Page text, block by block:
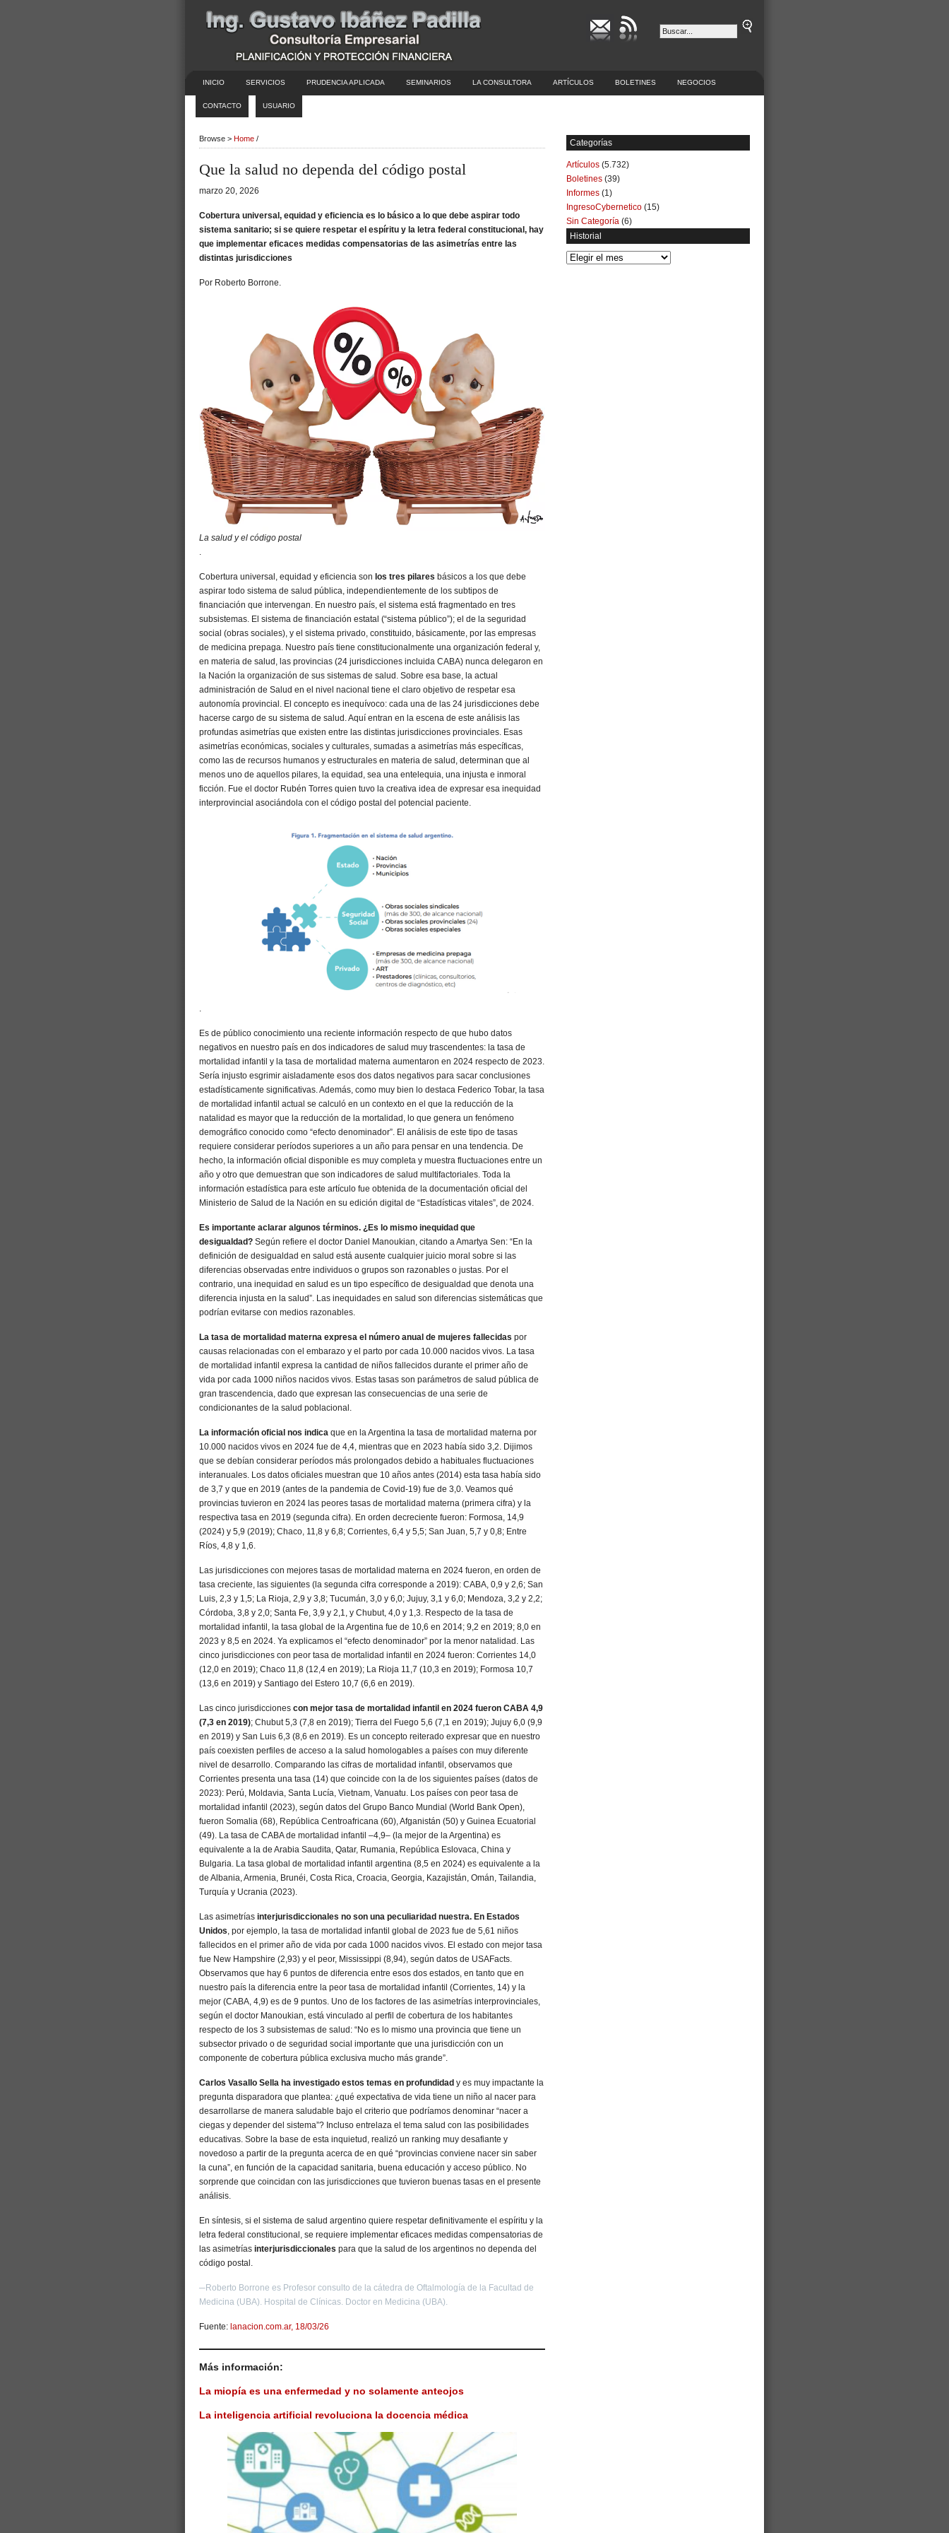
INICIO SERVICIOS PRUDENCIA APLICADA SEMINARIOS LA CONSULTORA ARTÍCULOS BOLETINES NEGOCIOS
CONTACTO USUARIO
Browse > Home /
Que la salud no dependa del código postal
marzo 20, 2026
Cobertura universal, equidad y eficiencia es lo básico a lo que debe aspirar todo
sistema sanitario; si se quiere respetar el espíritu y la letra federal constitucional, hay
que implementar eficaces medidas compensatorias de las asimetrías entre las
distintas jurisdicciones
Por Roberto Borrone.
La salud y el código postal
.
Cobertura universal, equidad y eficiencia son los tres pilares básicos a los que debe
aspirar todo sistema de salud pública, independientemente de los subtipos de
financiación que intervengan. En nuestro país, el sistema está fragmentado en tres
subsistemas. El sistema de financiación estatal (“sistema público”); el de la seguridad
social (obras sociales), y el sistema privado, constituido, básicamente, por las empresas
de medicina prepaga. Nuestro país tiene constitucionalmente una organización federal y,
en materia de salud, las provincias (24 jurisdicciones incluida CABA) nunca delegaron en
la Nación la organización de sus sistemas de salud. Sobre esa base, la actual
administración de Salud en el nivel nacional tiene el claro objetivo de respetar esa
autonomía provincial. El concepto es inequívoco: cada una de las 24 jurisdicciones debe
hacerse cargo de su sistema de salud. Aquí entran en la escena de este análisis las
profundas asimetrías que existen entre las distintas jurisdicciones provinciales. Esas
asimetrías económicas, sociales y culturales, sumadas a asimetrías más específicas,
como las de recursos humanos y estructurales en materia de salud, determinan que al
menos uno de aquellos pilares, la equidad, sea una entelequia, una injusta e inmoral
ficción. Fue el doctor Rubén Torres quien tuvo la creativa idea de expresar esa inequidad
interprovincial asociándola con el código postal del potencial paciente.
.
Es de público conocimiento una reciente información respecto de que hubo datos
negativos en nuestro país en dos indicadores de salud muy trascendentes: la tasa de
mortalidad infantil y la tasa de mortalidad materna aumentaron en 2024 respecto de 2023.
Sería injusto esgrimir aisladamente esos dos datos negativos para sacar conclusiones
estadísticamente significativas. Además, como muy bien lo destaca Federico Tobar, la tasa
de mortalidad infantil actual se calculó en un contexto en el que la reducción de la
natalidad es mayor que la reducción de la mortalidad, lo que genera un fenómeno
demográfico conocido como “efecto denominador”. El análisis de este tipo de tasas
requiere considerar períodos superiores a un año para pensar en una tendencia. De
hecho, la información oficial disponible es muy completa y muestra fluctuaciones entre un
año y otro que demuestran que son indicadores de salud multifactoriales. Toda la
información estadística para este artículo fue obtenida de la documentación oficial del
Ministerio de Salud de la Nación en su edición digital de “Estadísticas vitales”, de 2024.
Es importante aclarar algunos términos. ¿Es lo mismo inequidad que
desigualdad? Según refiere el doctor Daniel Manoukian, citando a Amartya Sen: “En la
definición de desigualdad en salud está ausente cualquier juicio moral sobre si las
diferencias observadas entre individuos o grupos son razonables o justas. Por el
contrario, una inequidad en salud es un tipo específico de desigualdad que denota una
diferencia injusta en la salud”. Las inequidades en salud son diferencias sistemáticas que
podrían evitarse con medios razonables.
La tasa de mortalidad materna expresa el número anual de mujeres fallecidas por
causas relacionadas con el embarazo y el parto por cada 10.000 nacidos vivos. La tasa
de mortalidad infantil expresa la cantidad de niños fallecidos durante el primer año de
vida por cada 1000 niños nacidos vivos. Estas tasas son parámetros de salud pública de
gran trascendencia, dado que expresan las consecuencias de una serie de
condicionantes de la salud poblacional.
La información oficial nos indica que en la Argentina la tasa de mortalidad materna por
10.000 nacidos vivos en 2024 fue de 4,4, mientras que en 2023 había sido 3,2. Dijimos
que se debían considerar períodos más prolongados debido a habituales fluctuaciones
interanuales. Los datos oficiales muestran que 10 años antes (2014) esta tasa había sido
de 3,7 y que en 2019 (antes de la pandemia de Covid-19) fue de 3,0. Veamos qué
provincias tuvieron en 2024 las peores tasas de mortalidad materna (primera cifra) y la
respectiva tasa en 2019 (segunda cifra). En orden decreciente fueron: Formosa, 14,9
(2024) y 5,9 (2019); Chaco, 11,8 y 6,8; Corrientes, 6,4 y 5,5; San Juan, 5,7 y 0,8; Entre
Ríos, 4,8 y 1,6.
Las jurisdicciones con mejores tasas de mortalidad materna en 2024 fueron, en orden de
tasa creciente, las siguientes (la segunda cifra corresponde a 2019): CABA, 0,9 y 2,6; San
Luis, 2,3 y 1,5; La Rioja, 2,9 y 3,8; Tucumán, 3,0 y 6,0; Jujuy, 3,1 y 6,0; Mendoza, 3,2 y 2,2;
Córdoba, 3,8 y 2,0; Santa Fe, 3,9 y 2,1, y Chubut, 4,0 y 1,3. Respecto de la tasa de
mortalidad infantil, la tasa global de la Argentina fue de 10,6 en 2014; 9,2 en 2019; 8,0 en
2023 y 8,5 en 2024. Ya explicamos el “efecto denominador” por la menor natalidad. Las
cinco jurisdicciones con peor tasa de mortalidad infantil en 2024 fueron: Corrientes 14,0
(12,0 en 2019); Chaco 11,8 (12,4 en 2019); La Rioja 11,7 (10,3 en 2019); Formosa 10,7
(13,6 en 2019) y Santiago del Estero 10,7 (6,6 en 2019).
Las cinco jurisdicciones con mejor tasa de mortalidad infantil en 2024 fueron CABA 4,9
(7,3 en 2019); Chubut 5,3 (7,8 en 2019); Tierra del Fuego 5,6 (7,1 en 2019); Jujuy 6,0 (9,9
en 2019) y San Luis 6,3 (8,6 en 2019). Es un concepto reiterado expresar que en nuestro
país coexisten perfiles de acceso a la salud homologables a países con muy diferente
nivel de desarrollo. Comparando las cifras de mortalidad infantil, observamos que
Corrientes presenta una tasa (14) que coincide con la de los siguientes países (datos de
2023): Perú, Moldavia, Santa Lucía, Vietnam, Vanuatu. Los países con peor tasa de
mortalidad infantil (2023), según datos del Grupo Banco Mundial (World Bank Open),
fueron Somalia (68), República Centroafricana (60), Afganistán (50) y Guinea Ecuatorial
(49). La tasa de CABA de mortalidad infantil –4,9– (la mejor de la Argentina) es
equivalente a la de Arabia Saudita, Qatar, Rumania, República Eslovaca, China y
Bulgaria. La tasa global de mortalidad infantil argentina (8,5 en 2024) es equivalente a la
de Albania, Armenia, Brunéi, Costa Rica, Croacia, Georgia, Kazajistán, Omán, Tailandia,
Turquía y Ucrania (2023).
Las asimetrías interjurisdiccionales no son una peculiaridad nuestra. En Estados
Unidos, por ejemplo, la tasa de mortalidad infantil global de 2023 fue de 5,61 niños
fallecidos en el primer año de vida por cada 1000 nacidos vivos. El estado con mejor tasa
fue New Hampshire (2,93) y el peor, Mississippi (8,94), según datos de USAFacts.
Observamos que hay 6 puntos de diferencia entre esos dos estados, en tanto que en
nuestro país la diferencia entre la peor tasa de mortalidad infantil (Corrientes, 14) y la
mejor (CABA, 4,9) es de 9 puntos. Uno de los factores de las asimetrías interprovinciales,
según el doctor Manoukian, está vinculado al perfil de cobertura de los habitantes
respecto de los 3 subsistemas de salud: “No es lo mismo una provincia que tiene un
subsector privado o de seguridad social importante que una jurisdicción con un
componente de cobertura pública exclusiva mucho más grande”.
Carlos Vasallo Sella ha investigado estos temas en profundidad y es muy impactante la
pregunta disparadora que plantea: ¿qué expectativa de vida tiene un niño al nacer para
desarrollarse de manera saludable bajo el criterio que podríamos denominar “nacer a
ciegas y depender del sistema”? Incluso entrelaza el tema salud con las posibilidades
educativas. Sobre la base de esta inquietud, realizó un ranking muy desafiante y
novedoso a partir de la pregunta acerca de en qué “provincias conviene nacer sin saber
la cuna”, en función de la capacidad sanitaria, buena educación y acceso público. No
sorprende que coincidan con las jurisdicciones que tuvieron buenas tasas en el presente
análisis.
En síntesis, si el sistema de salud argentino quiere respetar definitivamente el espíritu y la
letra federal constitucional, se requiere implementar eficaces medidas compensatorias de
las asimetrías interjurisdiccionales para que la salud de los argentinos no dependa del
código postal.
─Roberto Borrone es Profesor consulto de la cátedra de Oftalmología de la Facultad de
Medicina (UBA). Hospital de Clínicas. Doctor en Medicina (UBA).
Fuente: lanacion.com.ar, 18/03/26
Más información:
La miopía es una enfermedad y no solamente anteojos
La inteligencia artificial revoluciona la docencia médica
Categorías
Artículos (5.732)
Boletines (39)
Informes (1)
IngresoCybernetico (15)
Sin Categoría (6)
Historial
Historial